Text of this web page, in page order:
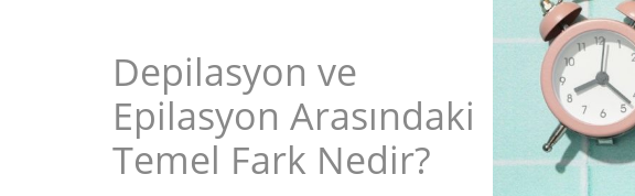
Depilasyon ve
Epilasyon Arasındaki
Temel Fark Nedir?